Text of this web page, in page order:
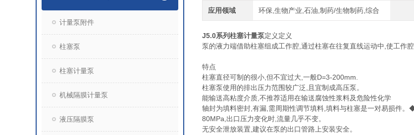
计量泵附件
柱塞泵
柱塞计量泵
机械隔膜计量泵
液压隔膜泵
应用领域 环保,生物产业,石油,制药/生物制药,综合
J5.0系列柱塞计量泵定义定义
泵的液力端借助柱塞组成工作腔,通过柱塞在往复直线运动中,使工作
特点
柱塞直径可制的很小,但不宜过大,一般D=3-200mm.
柱塞泵使用的排出压力范围较广泛,且宜制成高压泵。
能输送高粘度介质,不推荐适用在输送腐蚀性浆料及危险性化学
轴封为填料密封,有漏,需周期性调节填料,填料与柱塞是一对易损件
80MPa,出口压力变化时,流量几乎不变。
无安全泄放装置,建议在泵的出口管路上安装安全。